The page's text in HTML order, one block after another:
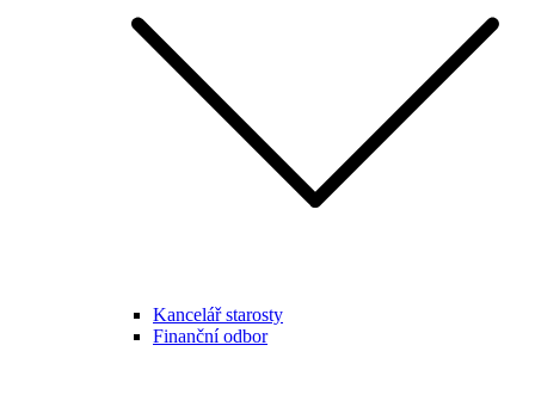
Kancelář starosty
Finanční odbor